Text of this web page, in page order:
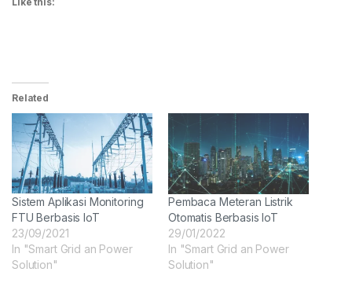
Related
Sistem Aplikasi Monitoring
FTU Berbasis IoT
23/09/2021
In "Smart Grid an Power
Solution"
Pembaca Meteran Listrik
Otomatis Berbasis IoT
29/01/2022
In "Smart Grid an Power
Solution"